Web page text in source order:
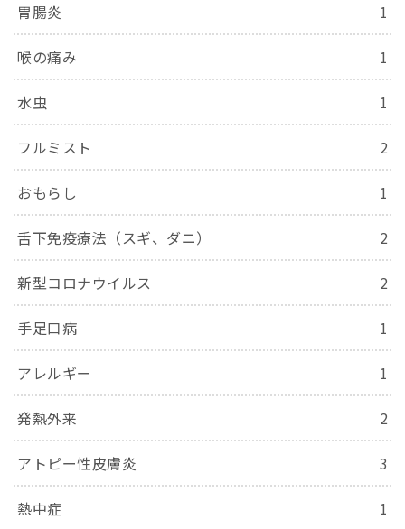
胃腸炎 1
喉の痛み 1
水虫 1
フルミスト 2
おもらし 1
舌下免疫療法（スギ、ダニ） 2
新型コロナウイルス 2
手足口病 1
アレルギー 1
発熱外来 2
アトピー性皮膚炎 3
熱中症 1